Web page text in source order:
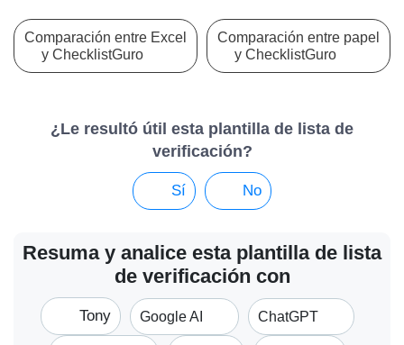
Comparación entre Excel
y ChecklistGuro
Comparación entre papel
y ChecklistGuro
¿Le resultó útil esta plantilla de lista de
verificación?
Sí No
Resuma y analice esta plantilla de lista
de verificación con
Tony Google AI ChatGPT